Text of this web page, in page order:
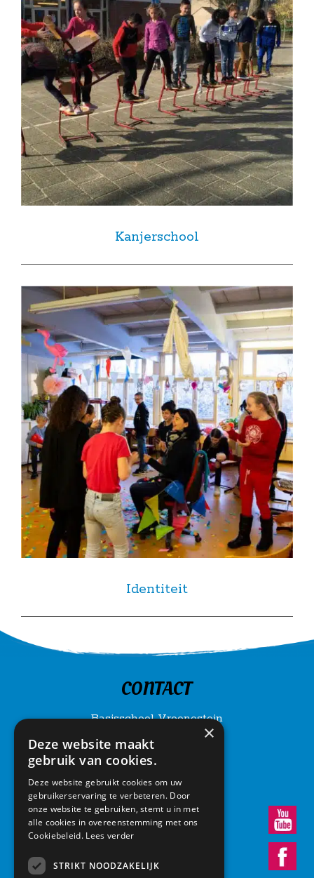
Kanjerschool
Identiteit
CONTACT
Basisschool Vroonestein
Lohengrinhof 15-17
3438 RA Nieuwegein
030 – 6037291
info@vroonestein.nl
×
Deze website maakt
gebruik van cookies.
Deze website gebruikt cookies om uw
gebruikerservaring te verbeteren. Door
onze website te gebruiken, stemt u in met
alle cookies in overeenstemming met ons
Cookiebeleid. Lees verder
STRIKT NOODZAKELIJK